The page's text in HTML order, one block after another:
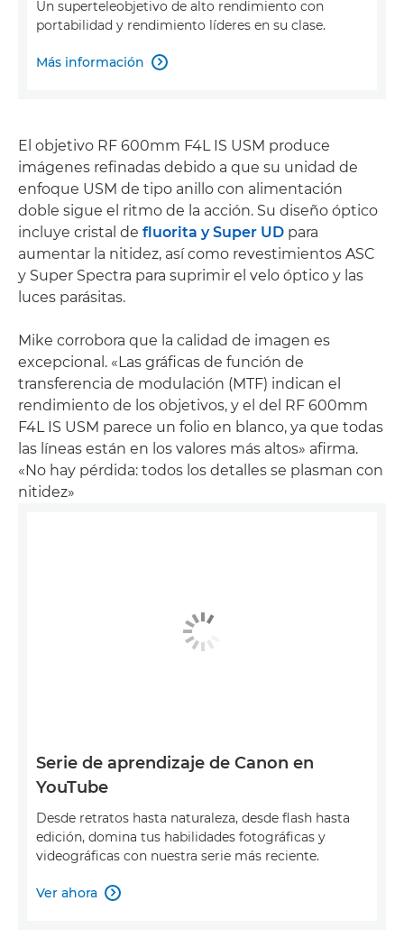
Un superteleobjetivo de alto rendimiento con
portabilidad y rendimiento líderes en su clase.
Más información 
El objetivo RF 600mm F4L IS USM produce
imágenes refinadas debido a que su unidad de
enfoque USM de tipo anillo con alimentación
doble sigue el ritmo de la acción. Su diseño óptico
incluye cristal de fluorita y Super UD para
aumentar la nitidez, así como revestimientos ASC
y Super Spectra para suprimir el velo óptico y las
luces parásitas.
Mike corrobora que la calidad de imagen es
excepcional. «Las gráficas de función de
transferencia de modulación (MTF) indican el
rendimiento de los objetivos, y el del RF 600mm
F4L IS USM parece un folio en blanco, ya que todas
las líneas están en los valores más altos» afirma.
«No hay pérdida: todos los detalles se plasman con
nitidez»
Serie de aprendizaje de Canon en
YouTube
Desde retratos hasta naturaleza, desde flash hasta
edición, domina tus habilidades fotográficas y
videográficas con nuestra serie más reciente.
Ver ahora 